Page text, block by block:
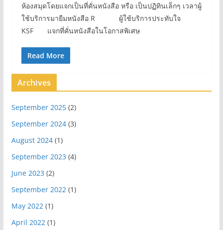
ห้องสมุดโดยแจกเป็นที่คั่นหนังสือ หรือ เป็นปฏิทินเล็กๆ เวลาผู้
ใช้บริการมายืมหนังสือ R ผู้ใช้บริการประทับใจ
KSF แจกที่คั่นหนังสือในโอกาสพิเศษ
Read More
Archives
September 2025(2)
September 2024(3)
August 2024(1)
September 2023 (4)
June 2023 (2)
September 2022(1)
May 2022(1)
April 2022(1)